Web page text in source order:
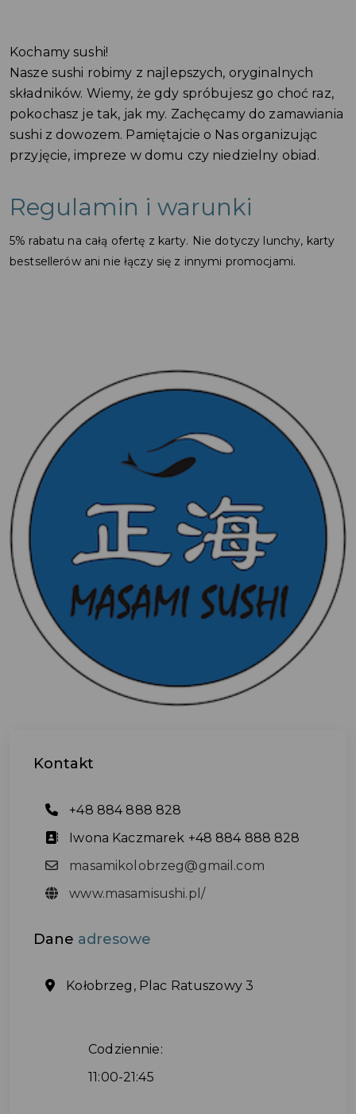
Kochamy sushi!
Nasze sushi robimy z najlepszych, oryginalnych
składników. Wiemy, że gdy spróbujesz go choć raz,
pokochasz je tak, jak my. Zachęcamy do zamawiania
sushi z dowozem. Pamiętajcie o Nas organizując
przyjęcie, impreze w domu czy niedzielny obiad.
Regulamin i warunki
5% rabatu na całą ofertę z karty. Nie dotyczy lunchy, karty
bestsellerów ani nie łączy się z innymi promocjami.
Kontakt
+48 884 888 828
Iwona Kaczmarek +48 884 888 828
masamikolobrzeg@gmail.com
www.masamisushi.pl/
Dane adresowe
Kołobrzeg, Plac Ratuszowy 3
Codziennie:
11:00-21:45